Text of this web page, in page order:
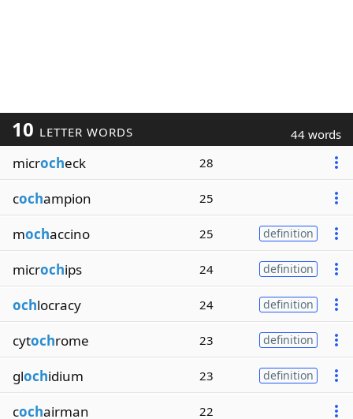
10 LETTER WORDS 44 words
microcheck 28
cochampion 25
mochaccino 25 definition
microchips 24 definition
ochlocracy 24 definition
cytochrome 23 definition
glochidium 23 definition
cochairman 22